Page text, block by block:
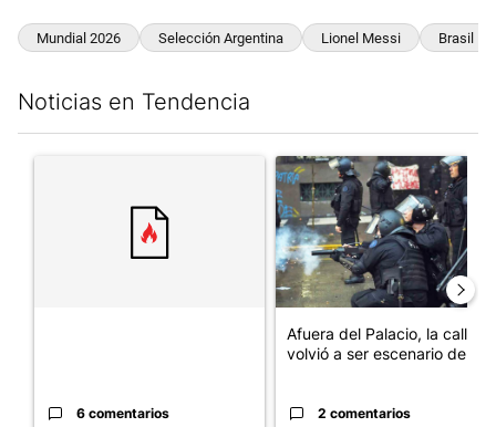
Mundial 2026 Selección Argentina Lionel Messi Brasil
Noticias en Tendencia
Un artículo de tendencia con el título "" con 6 comentarios.
6 comentarios
Un artículo de tendencia con
Afuera del Palacio, la calle
volvió a ser escenario de ...
2 comentarios